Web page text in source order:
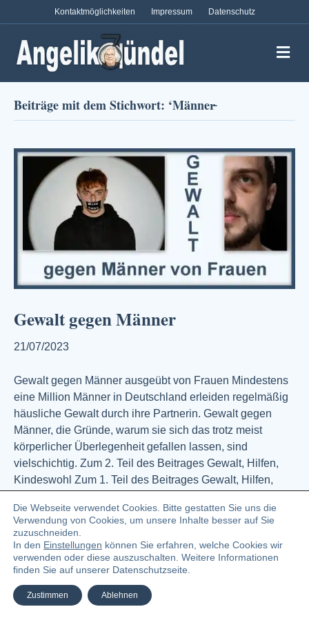
Kontaktmöglichkeiten Impressum Datenschutz
Beiträge mit dem Stichwort: ‘Männer̵
Gewalt gegen Männer
21/07/2023
Gewalt gegen Männer ausgeübt von Frauen Mindestens
eine Million Männer in Deutschland erleiden regelmäßig
häusliche Gewalt durch ihre Partnerin. Gewalt gegen
Männer, die Gründe, warum sie sich das trotz meist
körperlicher Überlegenheit gefallen lassen, sind
vielschichtig. Zum 2. Teil des Beitrages Gewalt, Hilfen,
Kindeswohl Zum 1. Teil des Beitrages Gewalt, Hilfen,
Weiterlesen
© 2023 Angelika Zündel Bloggerin und Buchautorin
Die Webseite verwendet Cookies. Bitte gestatten Sie uns die
Verwendung von Cookies, um unsere Inhalte besser auf Sie
zuzuschneiden.
In den Einstellungen können Sie erfahren, welche Cookies wir
verwenden oder diese auszuschalten. Weitere Informationen
finden Sie auf unserer Datenschutzseite.
Zustimmen Ablehnen